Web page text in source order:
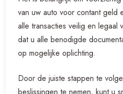
van uw auto voor contant geld
alle transacties veilig en
dat u alle benodigde
op mogelijke oplichting.
Door de juiste stappen te